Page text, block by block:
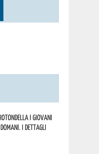
i giovani
I dettagli